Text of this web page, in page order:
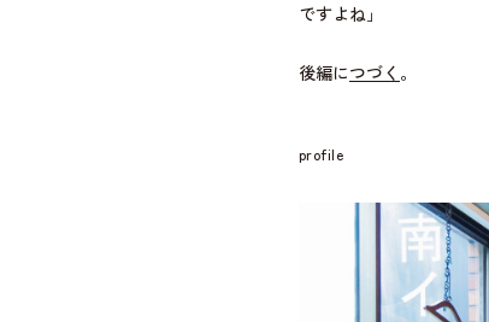
ですよね」
後編につづく 。
profile